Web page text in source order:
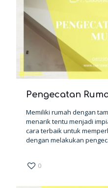
Pengecatan
Memiliki rumah dengan
menarik tentu menjadi
cara terbaik untuk
dengan melakukan
0